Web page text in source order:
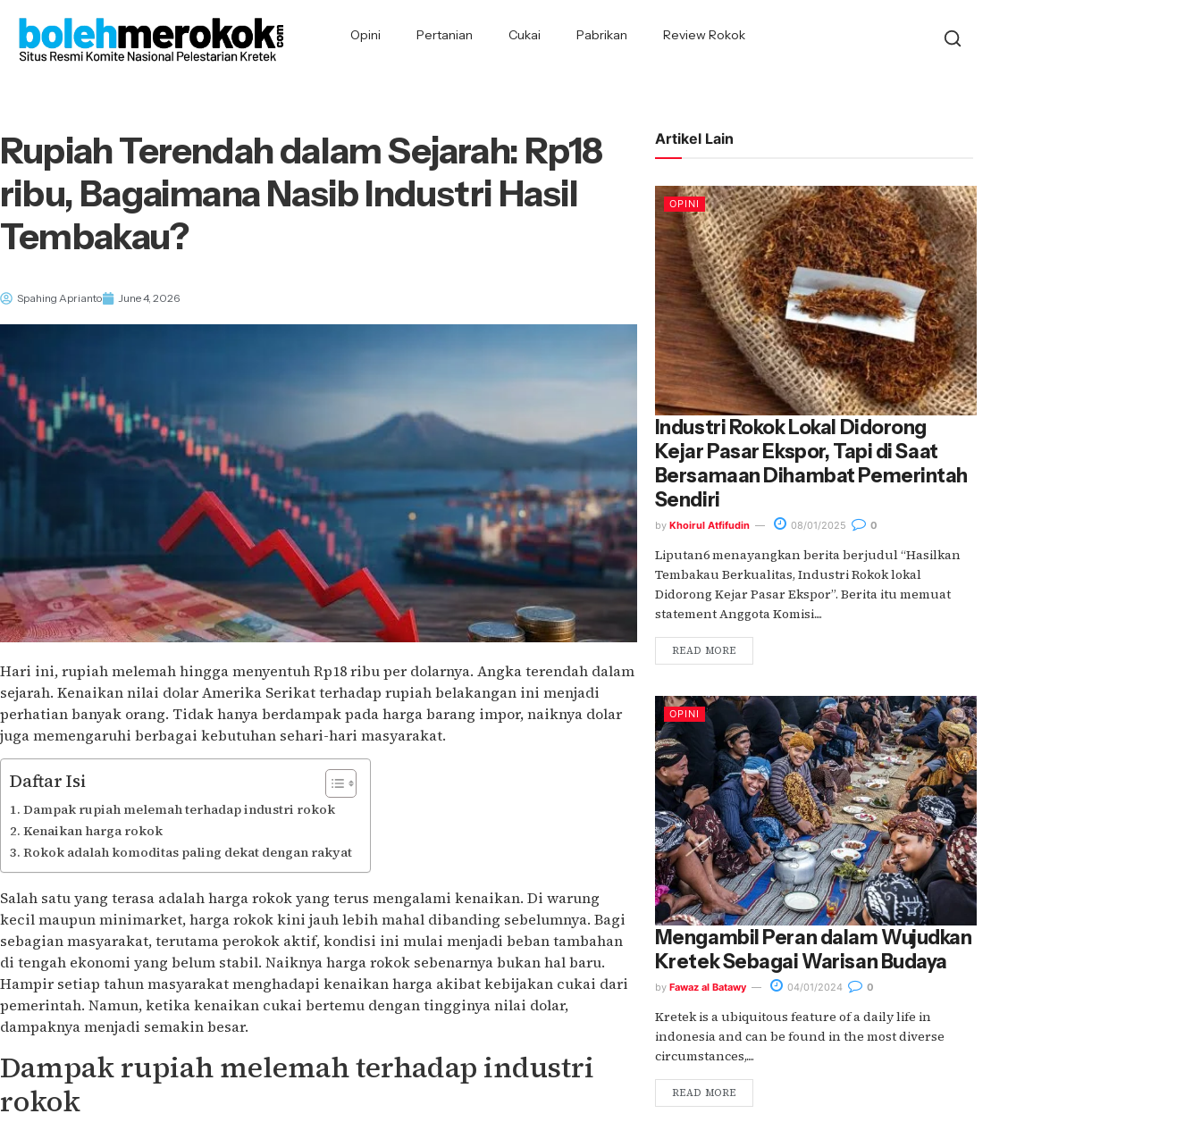
Opini Pertanian Cukai Pabrikan Review Rokok
Rupiah Terendah dalam Sejarah: Rp18
ribu, Bagaimana Nasib Industri Hasil
Tembakau?
Spahing Aprianto June 4, 2026
Hari ini, rupiah melemah hingga menyentuh Rp18 ribu per dolarnya. Angka terendah dalam
sejarah. Kenaikan nilai dolar Amerika Serikat terhadap rupiah belakangan ini menjadi
perhatian banyak orang. Tidak hanya berdampak pada harga barang impor, naiknya dolar
juga memengaruhi berbagai kebutuhan sehari-hari masyarakat.
Daftar Isi
Dampak rupiah melemah terhadap industri rokok
Kenaikan harga rokok
Rokok adalah komoditas paling dekat dengan rakyat
Salah satu yang terasa adalah harga rokok yang terus mengalami kenaikan. Di warung
kecil maupun minimarket, harga rokok kini jauh lebih mahal dibanding sebelumnya. Bagi
sebagian masyarakat, terutama perokok aktif, kondisi ini mulai menjadi beban tambahan
di tengah ekonomi yang belum stabil. Naiknya harga rokok sebenarnya bukan hal baru.
Hampir setiap tahun masyarakat menghadapi kenaikan harga akibat kebijakan cukai dari
pemerintah. Namun, ketika kenaikan cukai bertemu dengan tingginya nilai dolar,
dampaknya menjadi semakin besar.
Dampak rupiah melemah terhadap industri
rokok
Artikel Lain
OPINI
Industri Rokok Lokal Didorong
Kejar Pasar Ekspor, Tapi di Saat
Bersamaan Dihambat Pemerintah
Sendiri
by Khoirul Atfifudin 08/01/2025 0
Liputan6 menayangkan berita berjudul “Hasilkan
Tembakau Berkualitas, Industri Rokok lokal
Didorong Kejar Pasar Ekspor”. Berita itu memuat
statement Anggota Komisi....
READ MORE
OPINI
Mengambil Peran dalam Wujudkan
Kretek Sebagai Warisan Budaya
by Fawaz al Batawy 04/01/2024 0
Kretek is a ubiquitous feature of a daily life in
indonesia and can be found in the most diverse
circumstances,....
READ MORE